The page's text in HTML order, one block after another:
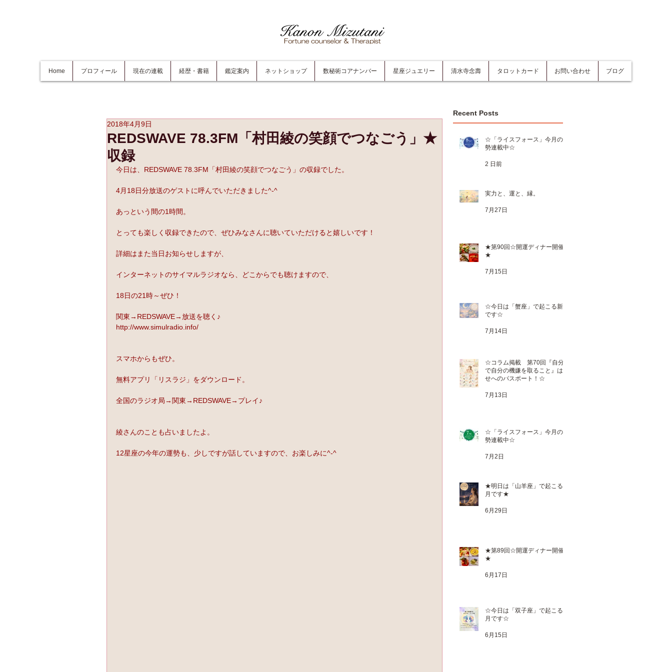
Home プロフィール 現在の連載 経歴・書籍 鑑定案内 ネットショップ 数秘術コアナンバー 星座ジュエリー 清水寺念壽 タロットカード お問い合わせ ブログ
REDSWAVE 78.3FM「村田綾の笑顔でつなごう」★
収録
2018年4月9日
今日は、REDSWAVE 78.3FM「村田綾の笑顔でつなごう」の収録でした。
4月18日分放送のゲストに呼んでいただきました^-^
あっという間の1時間。
とっても楽しく収録できたので、ぜひみなさんに聴いていただけると嬉しいです！
詳細はまた当日お知らせしますが、
インターネットのサイマルラジオなら、どこからでも聴けますので、
18日の21時～ぜひ！
関東→REDSWAVE→放送を聴く♪
http://www.simulradio.info/
スマホからもぜひ。
無料アプリ「リスラジ」をダウンロード。
全国のラジオ局→関東→REDSWAVE→プレイ♪
綾さんのことも占いましたよ。
12星座の今年の運勢も、少しですが話していますので、お楽しみに^-^
Recent Posts
☆「ライスフォース」今月の運
勢連載中☆
2 日前
実力と、運と、縁。
7月27日
★第90回☆開運ディナー開催
★
7月15日
☆今日は「蟹座」で起こる新月
です☆
7月14日
☆コラム掲載 第70回『自分
で自分の機嫌を取ること』は幸
せへのパスポート！☆
7月13日
☆「ライスフォース」今月の運
勢連載中☆
7月2日
★明日は「山羊座」で起こる満
月です★
6月29日
★第89回☆開運ディナー開催
★
6月17日
☆今日は「双子座」で起こる新
月です☆
6月15日